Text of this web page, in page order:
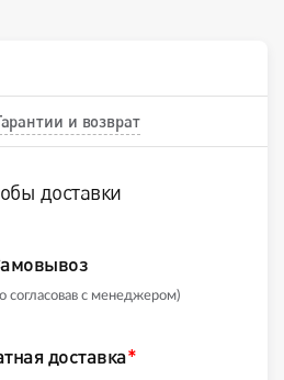
и возврат
доставки
согласовав с менеджером)
доставка*